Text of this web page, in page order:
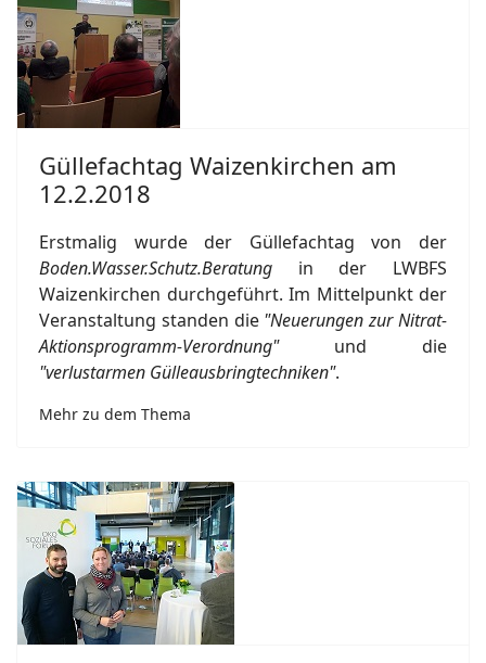
Güllefachtag Waizenkirchen am
12.2.2018
Erstmalig wurde der Güllefachtag von der
Boden.Wasser.Schutz.Beratung in der LWBFS
Waizenkirchen durchgeführt. Im Mittelpunkt der
Veranstaltung standen die "Neuerungen zur Nitrat-
Aktionsprogramm-Verordnung"und die
"verlustarmen Gülleausbringtechniken".
Mehr zu dem Thema